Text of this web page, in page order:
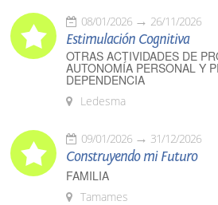
08/01/2026 26/11/2026
Estimulación Cognitiva
OTRAS ACTIVIDADES DE
AUTONOMÍA PERSONAL Y
DEPENDENCIA
Ledesma
09/01/2026 31/12/2026
Construyendo mi Futuro
FAMILIA
Tamames